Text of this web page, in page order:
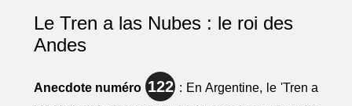
Le Tren a las Nubes : le roi des
Andes
Anecdote numéro 122 : En Argentine, le 'Tren a